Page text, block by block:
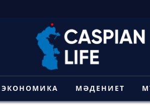
ЭКОНОМИКА МӘДЕНИЕТ